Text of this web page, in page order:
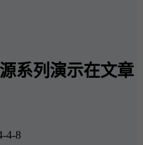
系列演示在文章
4-8